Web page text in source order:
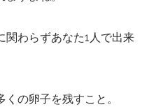
関わらずあなた1人で出来
の卵子を残すこと。